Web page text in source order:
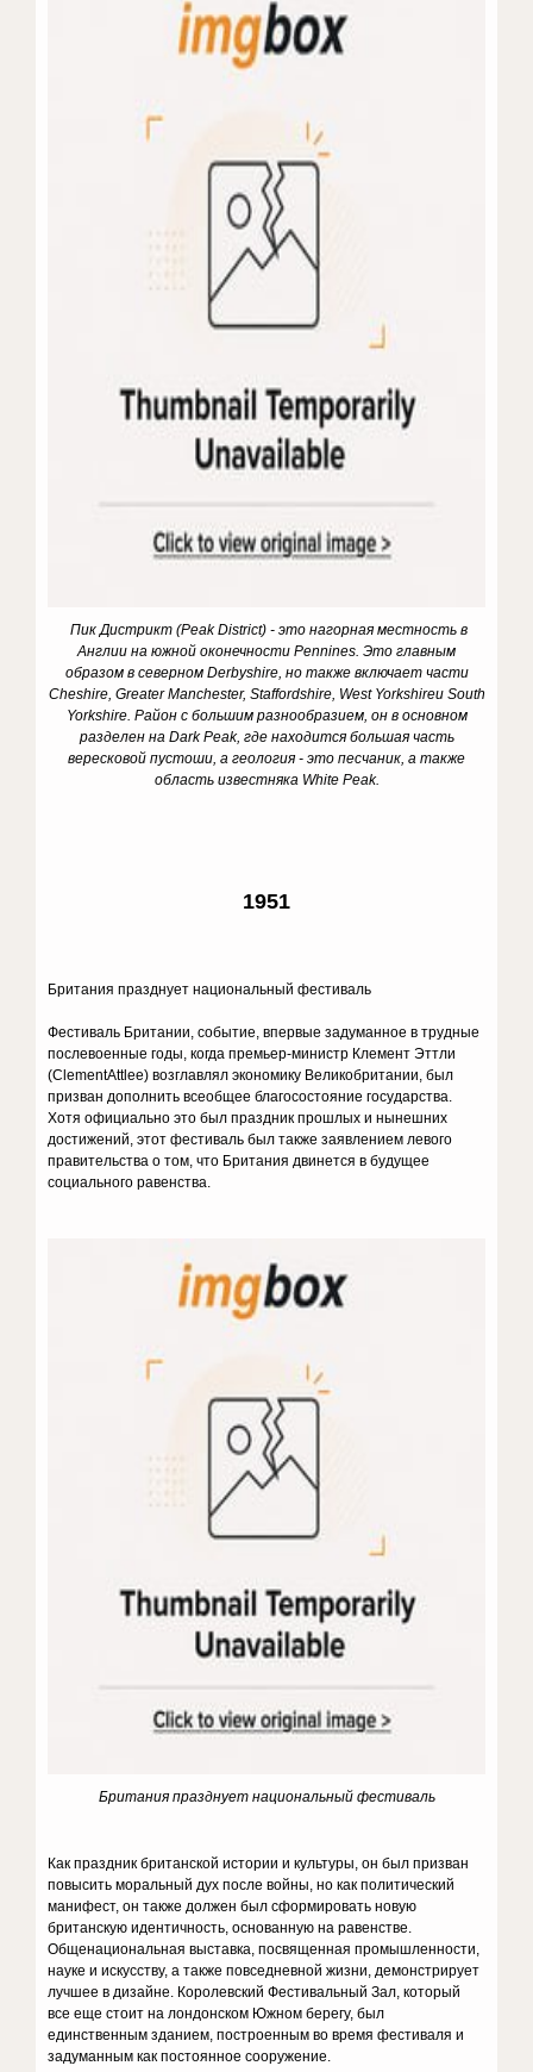
Пик Дистрикт (Peak District) - это нагорная местность в
Англии на южной оконечности Pennines. Это главным
образом в северном Derbyshire, но также включает части
Cheshire, GreaterManchester, Staffordshire, WestYorkshireи South
Yorkshire. Район с большим разнообразием, он в основном
разделен на Dark Peak, где находится большая часть
вересковой пустоши, а геология - это песчаник, а также
область известняка White Peak.
1951
Британия празднует национальный фестиваль
Фестиваль Британии, событие, впервые задуманное в трудные
послевоенные годы, когда премьер-министр Клемент Эттли
(ClementAttlee) возглавлял экономику Великобритании, был
призван дополнить всеобщее благосостояние государства.
Хотя официально это был праздник прошлых и нынешних
достижений, этот фестиваль был также заявлением левого
правительства о том, что Британия двинется в будущее
социального равенства.
Британия празднует национальный фестиваль
Как праздник британской истории и культуры, он был призван
повысить моральный дух после войны, но как политический
манифест, он также должен был сформировать новую
британскую идентичность, основанную на равенстве.
Общенациональная выставка, посвященная промышленности,
науке и искусству, а также повседневной жизни, демонстрирует
лучшее в дизайне. Королевский Фестивальный Зал, который
все еще стоит на лондонском Южном берегу, был
единственным зданием, построенным во время фестиваля и
задуманным как постоянное сооружение.